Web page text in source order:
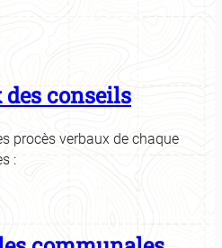
des conseils
procès verbaux de chaque
: